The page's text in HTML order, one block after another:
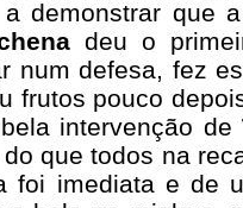
demonstrar que
deu o
num defesa, fez
frutos pouco
intervenção de
que todos na
foi imediata e de